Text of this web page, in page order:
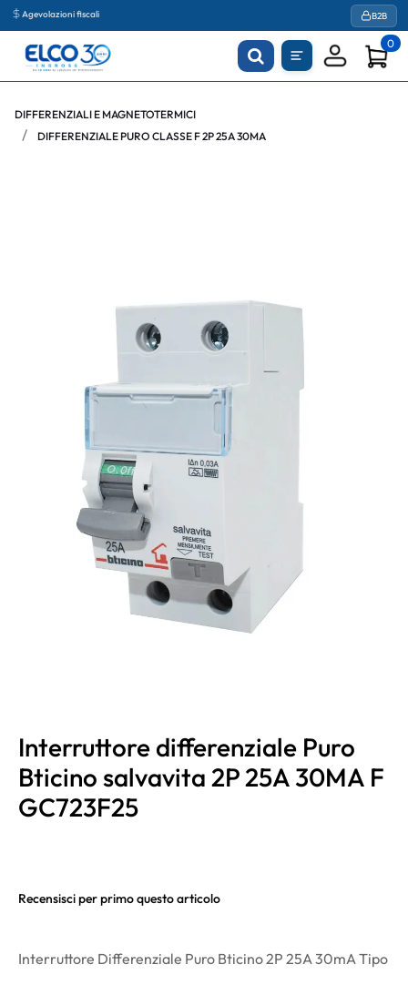
Agevolazioni fiscali B2B
0
DIFFERENZIALI E MAGNETOTERMICI
DIFFERENZIALE PURO CLASSE F 2P 25A 30MA
Interruttore differenziale Puro
Bticino salvavita 2P 25A 30MA F
GC723F25
Recensisci per primo questo articolo
Interruttore Differenziale Puro Bticino 2P 25A 30mA Tipo